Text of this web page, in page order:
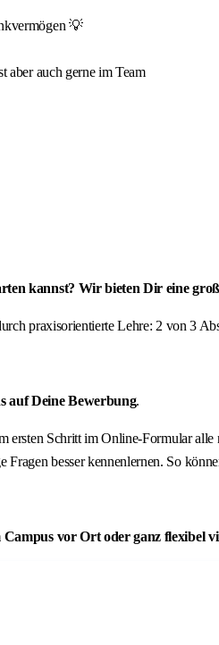
💡
aber auch gerne im Team
kannst? Wir bieten Dir eine
praxisorientierte Lehre: 2 von 3
auf Deine Bewerbung.
ersten Schritt im Online-Formular
besser kennenlernen. So
Campus vor Ort oder ganz flexibel